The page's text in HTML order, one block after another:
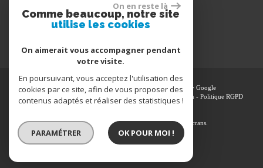
© 2026 | Tous droits réservés | Traduction powered by Google
Plan du site
Mentions légales -Nos honoraires - Liens Admin - Politique RGPD
un seul site adaptable à tous les types d'écrans.
On en reste là
Comme beaucoup, notre site
utilise les cookies
On aimerait vous accompagner pendant
votre visite.
En poursuivant, vous acceptez l'utilisation des
cookies par ce site, afin de vous proposer des
contenus adaptés et réaliser des statistiques !
PARAMÉTRER OK POUR MOI !